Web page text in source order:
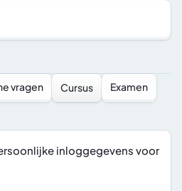
vragen Cursus Examen
inloggegevens voor